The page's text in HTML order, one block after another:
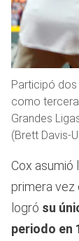
Participó dos
como
Grandes
(Brett Davis-
Cox
primera vez
logró su
periodo en